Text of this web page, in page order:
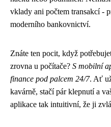
vklady ani počtem transakcí -
moderního bankovnictví.
Znáte ten pocit, když
zrovna u počítače? S mobilní
finance pod palcem 24/7. Ať
kavárně, stačí pár klepnutí a
aplikace tak intuitivní, že ji